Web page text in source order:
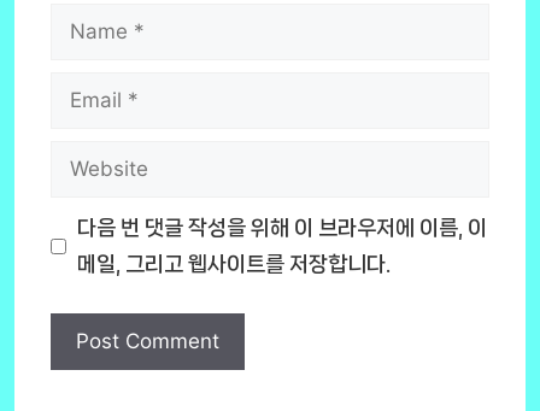
Name
Email
Website
다음 번 댓글 작성을 위해 이 브라우저에 이름, 이
메일, 그리고 웹사이트를 저장합니다.